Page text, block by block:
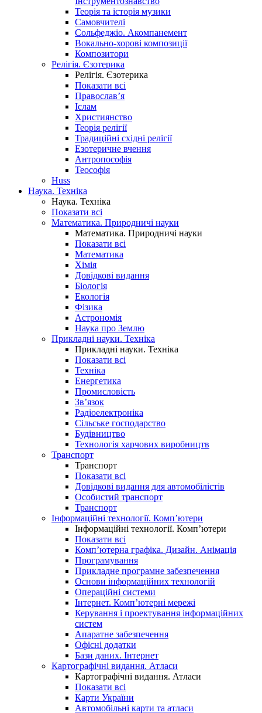
Теорія та історія музики
Самовчителі
Сольфеджіо. Акомпанемент
Вокально-хорові композиції
Композитори
Релігія. Єзотерика
Релігія. Єзотерика
Показати всі
Православ’я
Іслам
Християнство
Теорія релігії
Традиційні східні релігії
Езотеричне вчення
Антропософія
Теософія
Huss
Наука. Техніка
Наука. Техніка
Показати всі
Математика. Природничі науки
Математика. Природничі науки
Показати всі
Математика
Хімія
Довідкові видання
Біологія
Екологія
Фізика
Астрономія
Наука про Землю
Прикладні науки. Техніка
Прикладні науки. Техніка
Показати всі
Техніка
Енергетика
Промисловість
Зв’язок
Радіоелектроніка
Сільське господарство
Будівництво
Технологія харчових виробництв
Транспорт
Транспорт
Показати всі
Довідкові видання для автомобілістів
Особистий транспорт
Транспорт
Інформаційні технології. Комп’ютери
Інформаційні технології. Комп’ютери
Показати всі
Комп’ютерна графіка. Дизайн. Анімація
Програмування
Прикладне програмне забезпечення
Основи інформаційних технологій
Операційні системи
Інтернет. Комп’ютерні мережі
Керування і проектування інформаційних
систем
Апаратне забезпечення
Офісні додатки
Бази даних. Інтернет
Картографічні видання. Атласи
Картографічні видання. Атласи
Показати всі
Карти України
Автомобільні карти та атласи